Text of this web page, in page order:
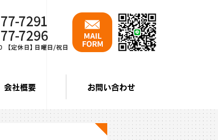
会社概要 お問い合わせ